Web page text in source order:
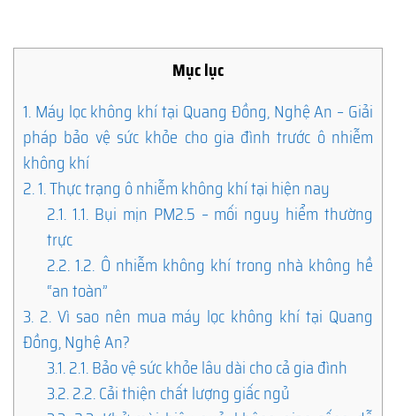
Mục lục
1. Máy lọc không khí tại Quang Đồng, Nghệ An – Giải
pháp bảo vệ sức khỏe cho gia đình trước ô nhiễm
không khí
2.1. Thực trạng ô nhiễm không khí tại hiện nay
2.1. 1.1. Bụi mịn PM2.5 – mối nguy hiểm thường
trực
2.2. 1.2. Ô nhiễm không khí trong nhà không hề
“an toàn”
3. 2. Vì sao nên mua máy lọc không khí tại Quang
Đồng, Nghệ An?
3.1.2.1. Bảo vệ sức khỏe lâu dài cho cả gia đình
3.2.2.2. Cải thiện chất lượng giấc ngủ